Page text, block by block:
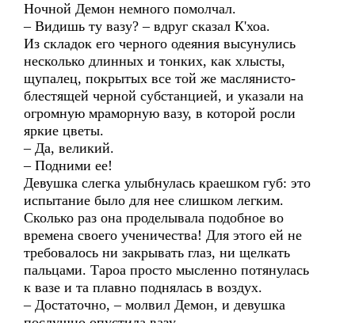
Ночной Демон немного помолчал.
– Видишь ту вазу? – вдруг сказал К'хоа.
Из складок его черного одеяния высунулись
несколько длинных и тонких, как хлысты,
щупалец, покрытых все той же маслянисто-
блестящей черной субстанцией, и указали на
огромную мраморную вазу, в которой росли
яркие цветы.
– Да, великий.
– Подними ее!
Девушка слегка улыбнулась краешком губ: это
испытание было для нее слишком легким.
Сколько раз она проделывала подобное во
времена своего ученичества! Для этого ей не
требовалось ни закрывать глаз, ни щелкать
пальцами. Тароа просто мысленно потянулась
к вазе и та плавно поднялась в воздух.
– Достаточно, – молвил Демон, и девушка